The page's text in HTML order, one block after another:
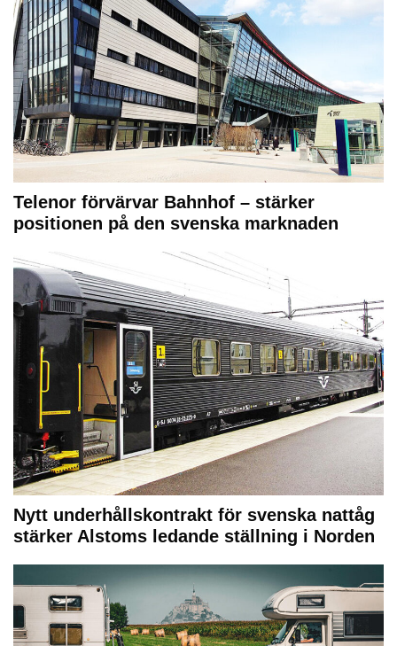
Telenor förvärvar Bahnhof – stärker
positionen på den svenska marknaden
Nytt underhållskontrakt för svenska nattåg
stärker Alstoms ledande ställning i Norden